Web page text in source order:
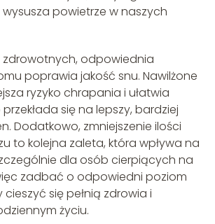
powietrze w naszych
zdrowotnych, odpowiednia
poprawia jakość snu. Nawilżone
ryzyko chrapania i ułatwia
się na lepszy, bardziej
Dodatkowo, zmniejszenie ilości
to kolejna zaleta, która wpływa na
dla osób cierpiących na
zadbać o odpowiedni poziom
się pełnią zdrowia i
życiu.